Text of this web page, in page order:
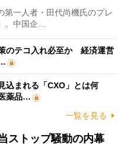
一人者・田代尚機氏のプレ
。中国企…
のテコ入れ必至か 経済運営
込まれる「CXO」とは何
薬品…
一覧を見る
ストップ騒動の内幕